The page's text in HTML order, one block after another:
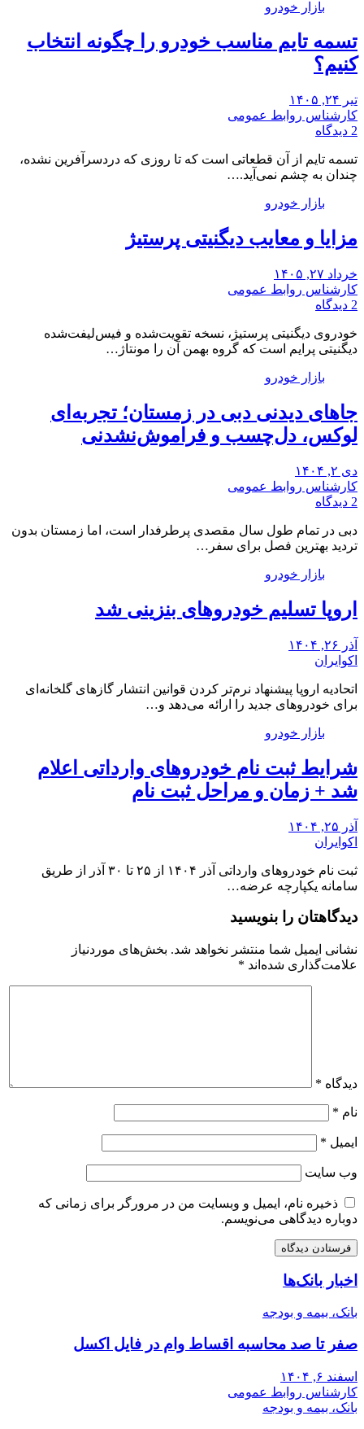
بازار خودرو
تسمه تایم مناسب خودرو را چگونه انتخاب
کنیم؟
تیر ۲۴, ۱۴۰۵
کارشناس روابط عمومی
2 دیدگاه
تسمه تایم از آن قطعاتی است که تا روزی که دردسرآفرین نشده،
چندان به چشم نمی‌آید.…
بازار خودرو
مزایا و معایب دیگنیتی پرستیژ
خرداد ۲۷, ۱۴۰۵
کارشناس روابط عمومی
2 دیدگاه
خودروی دیگنیتی پرستیژ، نسخه تقویت‌شده و فیس‌لیفت‌شده
دیگنیتی پرایم است که گروه بهمن آن را مونتاژ…
بازار خودرو
جاهای دیدنی دبی در زمستان؛ تجربه‌ای
لوکس، دل‌چسب و فراموش‌نشدنی
دی ۲, ۱۴۰۴
کارشناس روابط عمومی
2 دیدگاه
دبی در تمام طول سال مقصدی پرطرفدار است، اما زمستان بدون
تردید بهترین فصل برای سفر…
بازار خودرو
اروپا تسلیم خودروهای بنزینی شد
آذر ۲۶, ۱۴۰۴
اکوایران
اتحادیه اروپا پیشنهاد نرم‌تر کردن قوانین انتشار گازهای گلخانه‌ای
برای خودروهای جدید را ارائه می‌دهد و…
بازار خودرو
شرایط ثبت نام خودروهای وارداتی اعلام
شد + زمان و مراحل ثبت نام
آذر ۲۵, ۱۴۰۴
اکوایران
ثبت نام خودروهای وارداتی آذر ۱۴۰۴ از ۲۵ تا ۳۰ آذر از طریق
سامانه یکپارچه عرضه…
دیدگاهتان را بنویسید
نشانی ایمیل شما منتشر نخواهد شد. بخش‌های موردنیاز
علامت‌گذاری شده‌اند *
دیدگاه *
نام *
ایمیل *
وب‌ سایت
ذخیره نام، ایمیل و وبسایت من در مرورگر برای زمانی که
دوباره دیدگاهی می‌نویسم.
اخبار بانک‌ها
بانک، بیمه و بودجه
صفر تا صد محاسبه اقساط وام در فایل اکسل
اسفند ۶, ۱۴۰۴
کارشناس روابط عمومی
بانک، بیمه و بودجه